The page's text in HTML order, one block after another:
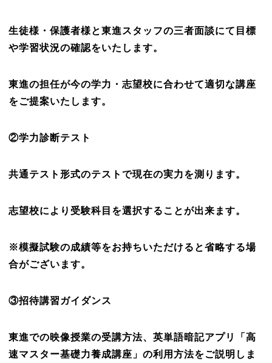
生徒様・保護者様と東進スタッフの三者面談にて目標
や学習状況の確認をいたします。
東進の担任が今の学力・志望校に合わせて適切な講座
をご提案いたします。
②学力診断テスト
共通テスト形式のテストで現在の実力を測ります。
志望校により受験科目を選択することが出来ます。
※模擬試験の成績等をお持ちいただけると省略する場
合がございます。
③招待講習ガイダンス
東進での映像授業の受講方法、英単語暗記アプリ「高
速マスター基礎力養成講座」の利用方法をご説明しま